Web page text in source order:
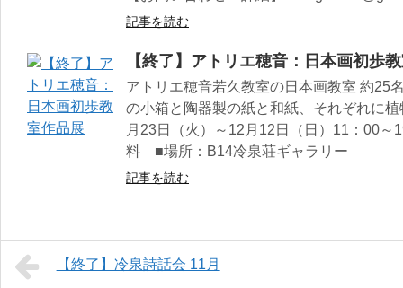
記事を読む
【終了】アトリエ穂音：日本画初歩
アトリエ穂音若久教室の日本画教室 約25
の小箱と陶器製の紙と和紙、それぞれに
月23日（火）～12月12日（日）11：00～
料 ■場所：B14冷泉荘ギャラリー
記事を読む
【終了】冷泉詩話会 11月